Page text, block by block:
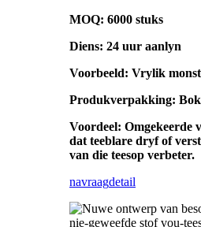
MOQ: 6000 stuks
Diens: 24 uur aanlyn
Voorbeeld: Vrylik
Produkverpakking:
Voordeel: Omgekeerde
dat teeblare dryf of
van die teesop verbeter.
navraagdetail